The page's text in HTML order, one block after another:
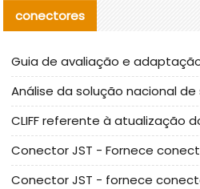
conectores